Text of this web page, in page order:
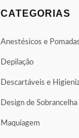
CATEGORIAS
Anestésicos e Pomadas
Depilação
Descartáveis e
Design de Sobrancelha
Maquiagem